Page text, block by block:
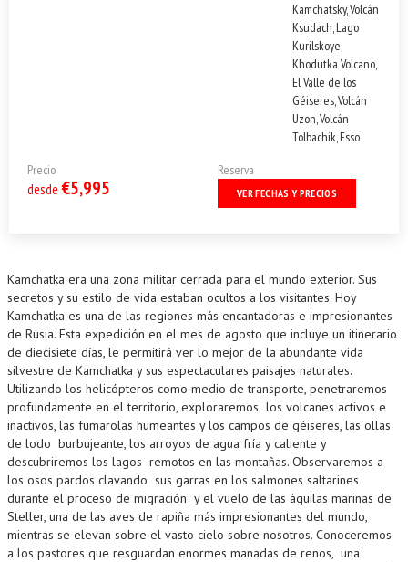
Kamchatsky, Volcán
Ksudach, Lago
Kurilskoye,
Khodutka Volcano,
El Valle de los
Géiseres, Volcán
Uzon, Volcán
Tolbachik, Esso
Precio
desde €5,995
Reserva
VER FECHAS Y PRECIOS
Kamchatka era una zona militar cerrada para el mundo exterior. Sus
secretos y su estilo de vida estaban ocultos a los visitantes. Hoy
Kamchatka es una de las regiones más encantadoras e impresionantes
de Rusia. Esta expedición en el mes de agosto que incluye un itinerario
de diecisiete días, le permitirá ver lo mejor de la abundante vida
silvestre de Kamchatka y sus espectaculares paisajes naturales.
Utilizando los helicópteros como medio de transporte, penetraremos
profundamente en el territorio, exploraremos los volcanes activos e
inactivos, las fumarolas humeantes y los campos de géiseres, las ollas
de lodo burbujeante, los arroyos de agua fría y caliente y
descubriremos los lagos remotos en las montañas. Observaremos a
los osos pardos clavando sus garras en los salmones saltarines
durante el proceso de migración y el vuelo de las águilas marinas de
Steller, una de las aves de rapiña más impresionantes del mundo,
mientras se elevan sobre el vasto cielo sobre nosotros. Conoceremos
a los pastores que resguardan enormes manadas de renos, una